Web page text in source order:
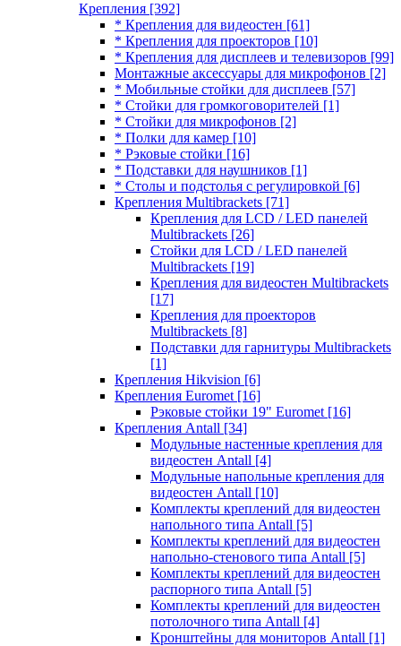
Крепления [392]
* Крепления для видеостен [61]
* Крепления для проекторов [10]
* Крепления для дисплеев и телевизоров [99]
Монтажные аксессуары для микрофонов [2]
* Мобильные стойки для дисплеев [57]
* Стойки для громкоговорителей [1]
* Стойки для микрофонов [2]
* Полки для камер [10]
* Рэковые стойки [16]
* Подставки для наушников [1]
* Столы и подстолья с регулировкой [6]
Крепления Multibrackets [71]
Крепления для LCD / LED панелей
Multibrackets [26]
Стойки для LCD / LED панелей
Multibrackets [19]
Крепления для видеостен Multibrackets
[17]
Крепления для проекторов
Multibrackets [8]
Подставки для гарнитуры Multibrackets
[1]
Крепления Hikvision [6]
Крепления Euromet [16]
Рэковые стойки 19" Euromet [16]
Крепления Antall [34]
Модульные настенные крепления для
видеостен Antall [4]
Модульные напольные крепления для
видеостен Antall [10]
Комплекты креплений для видеостен
напольного типа Antall [5]
Комплекты креплений для видеостен
напольно-стенового типа Antall [5]
Комплекты креплений для видеостен
распорного типа Antall [5]
Комплекты креплений для видеостен
потолочного типа Antall [4]
Кронштейны для мониторов Antall [1]